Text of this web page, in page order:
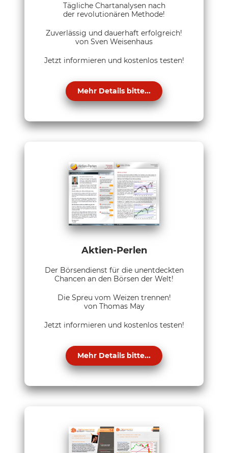
Tägliche Chartanalysen nach
der revolutionären Methode!
Zuverlässig und dauerhaft erfolgreich!
von Sven Weisenhaus
Jetzt informieren und kostenlos testen!
Mehr Details bitte...
Aktien-Perlen
Der Börsendienst für die unentdeckten
Chancen an den Börsen der Welt!
Die Spreu vom Weizen trennen!
von Thomas May
Jetzt informieren und kostenlos testen!
Mehr Details bitte...